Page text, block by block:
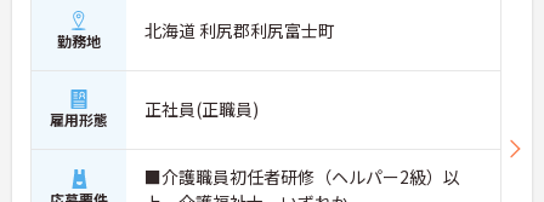
勤務地 北海道 利尻郡利尻富士町
雇用形態 正社員(正職員)
■介護職員初任者研修（ヘルパー2級）以